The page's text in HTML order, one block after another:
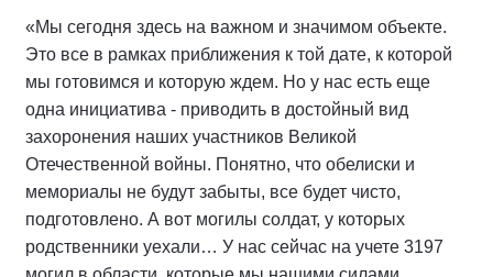
«Мы сегодня здесь на важном и значимом объекте.
Это все в рамках приближения к той дате, к которой
мы готовимся и которую ждем. Но у нас есть еще
одна инициатива - приводить в достойный вид
захоронения наших участников Великой
Отечественной войны. Понятно, что обелиски и
мемориалы не будут забыты, все будет чисто,
подготовлено. А вот могилы солдат, у которых
родственники уехали… У нас сейчас на учете 3197